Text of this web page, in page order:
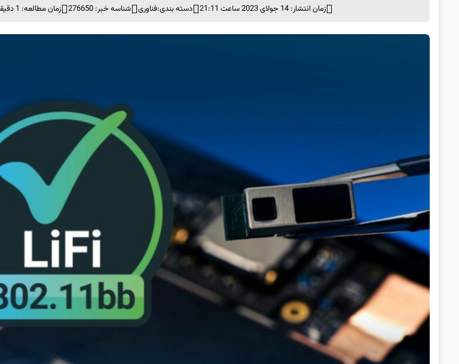
زمان انتشار: 14 جولای 2023 ساعت 21:11 دسته بندی:فناوری شناسه خبر: 276650 زمان مطالعه: 1 دقیقه